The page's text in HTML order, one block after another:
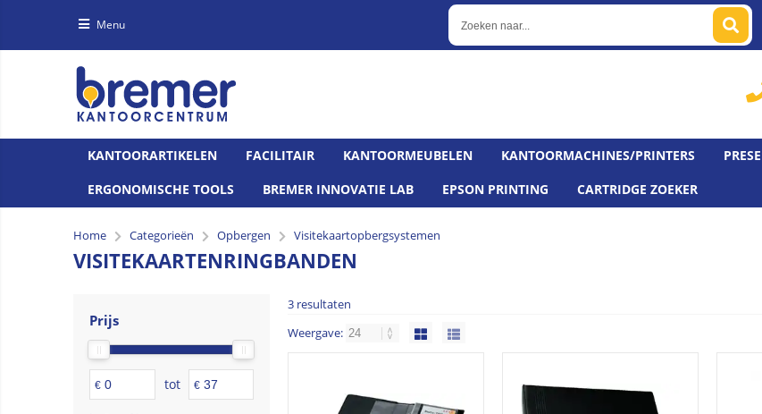
Menu
KANTOORARTIKELEN FACILITAIR KANTOORMEUBELEN KANTOORMACHINES/PRINTERS
ERGONOMISCHE TOOLS
BREMER INNOVATIE LAB EPSON PRINTING CARTRIDGE ZOEKER
Home Categorieën Opbergen Visitekaartopbergsystemen
VISITEKAARTENRINGBANDEN
Prijs
€ tot €
3 resultaten
Weergave: